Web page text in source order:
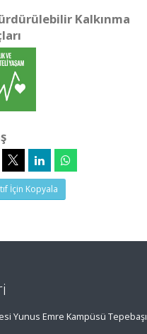
Kalkınma
İçin Kopyala
Yunus Emre Kampüsü Tepebaşı